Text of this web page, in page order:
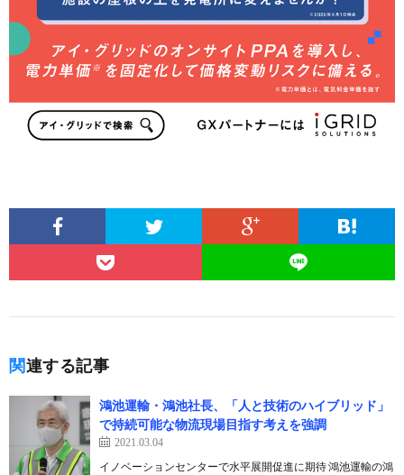
関連する記事
鴻池運輸・鴻池社長、「人と技術のハイブリッド」
で持続可能な物流現場目指す考えを強調
2021.03.04
イノベーションセンターで水平展開促進に期待 鴻池運輸の鴻